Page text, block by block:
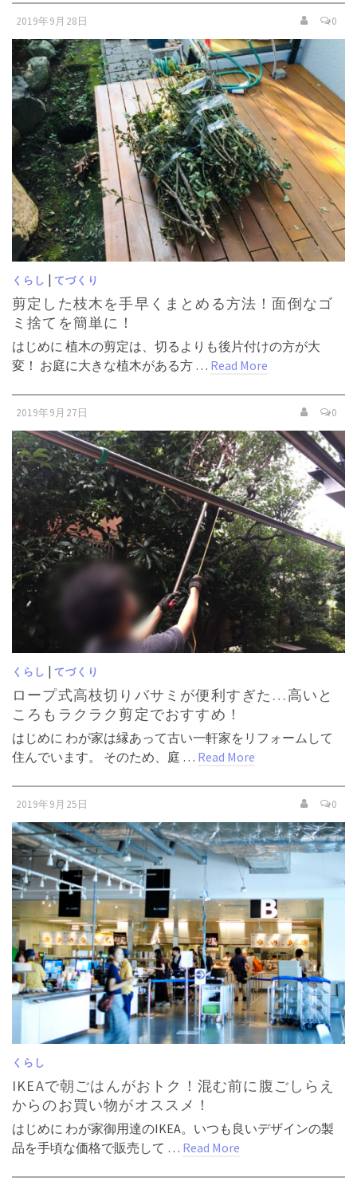
2019年9月28日 0
くらし | てづくり
剪定した枝木を手早くまとめる方法！面倒なゴ
ミ捨てを簡単に！
はじめに 植木の剪定は、切るよりも後片付けの方が大
変！ お庭に大きな植木がある方 … Read More
2019年9月27日 0
くらし | てづくり
ロープ式高枝切りバサミが便利すぎた…高いと
ころもラクラク剪定でおすすめ！
はじめに わが家は縁あって古い一軒家をリフォームして
住んでいます。 そのため、庭 … Read More
2019年9月25日 0
くらし
IKEAで朝ごはんがおトク！混む前に腹ごしらえ
からのお買い物がオススメ！
はじめに わが家御用達のIKEA。いつも良いデザインの製
品を手頃な価格で販売して … Read More